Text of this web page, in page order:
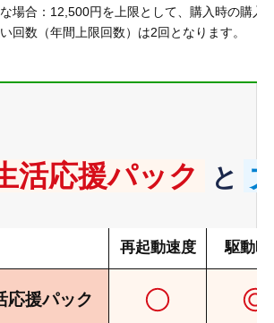
場合：12,500円を上限として、購入時の購入
回数（年間上限回数）は2回となります。
活応援パック と
再起動速度 駆動時
応援パック